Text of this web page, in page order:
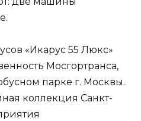
«Икарус 55 Люкс»
Мосгортранса,
парке г. Москвы.
коллекция Санкт-